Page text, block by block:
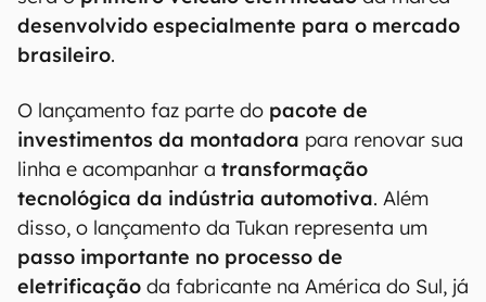
desenvolvido especialmente para o mercado
brasileiro.
O lançamento faz parte do pacote de
investimentos da montadora para renovar sua
linha e acompanhar a transformação
tecnológica da indústria automotiva. Além
disso, o lançamento da Tukan representa um
passo importante no processo de
eletrificação da fabricante na América do Sul, já